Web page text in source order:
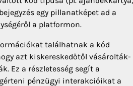
egy pillanatképet ad a
a platformon.
találhatnak a kód
azt kiskereskedőtől vásárolták-
Ez a részletesség segít a
pénzügyi interakcióikat a